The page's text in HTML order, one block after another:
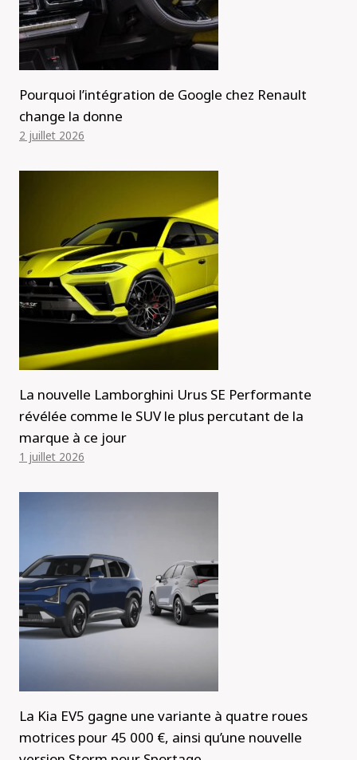
Pourquoi l’intégration de Google chez Renault
change la donne
2 juillet 2026
La nouvelle Lamborghini Urus SE Performante
révélée comme le SUV le plus percutant de la
marque à ce jour
1 juillet 2026
La Kia EV5 gagne une variante à quatre roues
motrices pour 45 000 €, ainsi qu’une nouvelle